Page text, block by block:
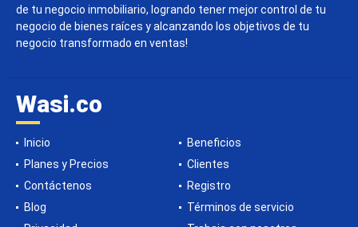
de tu negocio inmobiliario, logrando tener mejor control de tu
negocio de bienes raíces y alcanzando los objetivos de tu
negocio transformado en ventas!
Wasi.co
Inicio
Beneficios
Planes y Precios
Clientes
Contáctenos
Registro
Blog
Términos de servicio